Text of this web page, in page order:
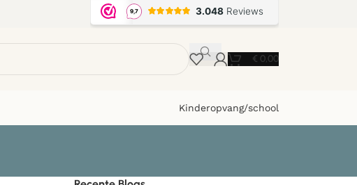
€ 0,00
Kinderopvang/school